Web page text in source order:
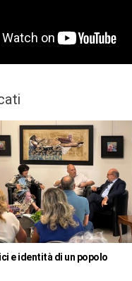
e identità di un popolo